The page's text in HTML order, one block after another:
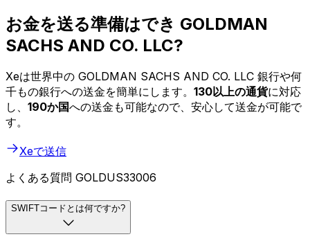
お金を送る準備はでき GOLDMAN
SACHS AND CO. LLC?
Xeは世界中の GOLDMAN SACHS AND CO. LLC 銀行や何
千もの銀行への送金を簡単にします。 130以上の通貨に対応
し、 190か国への送金も可能なので、安心して送金が可能で
す。
Xeで送信
よくある質問 GOLDUS33006
SWIFTコードとは何ですか?